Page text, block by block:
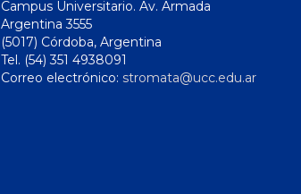
Campus Universitario. Av. Armada
Argentina 3555
(5017) Córdoba, Argentina
Tel. (54) 351 4938091
Correo electrónico: stromata@ucc.edu.ar